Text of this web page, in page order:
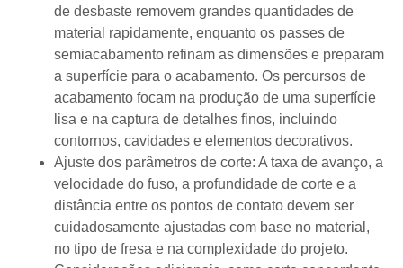
de desbaste removem grandes quantidades de
material rapidamente, enquanto os passes de
semiacabamento refinam as dimensões e preparam
a superfície para o acabamento. Os percursos de
acabamento focam na produção de uma superfície
lisa e na captura de detalhes finos, incluindo
contornos, cavidades e elementos decorativos.
Ajuste dos parâmetros de corte: A taxa de avanço, a
velocidade do fuso, a profundidade de corte e a
distância entre os pontos de contato devem ser
cuidadosamente ajustadas com base no material,
no tipo de fresa e na complexidade do projeto.